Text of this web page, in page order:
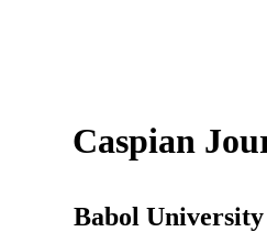
Caspian
Babol